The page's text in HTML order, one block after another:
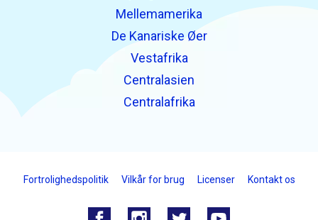
Mellemamerika
De Kanariske Øer
Vestafrika
Centralasien
Centralafrika
Fortrolighedspolitik Vilkår for brug Licenser Kontakt os